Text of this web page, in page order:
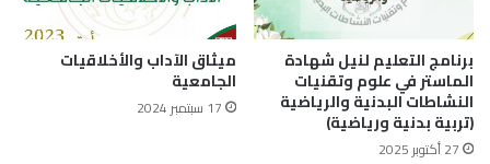
برنامج التعليم لنيل شهادة
الماستر في علوم وتقنيات
النشاطات البدنية والرياضية
(تربية بدنية ورياضية)
27 أكتوبر 2025
ميثاق الآداب والأخلاقيات
الجامعية
17 سبتمبر 2024